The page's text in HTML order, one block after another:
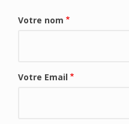
Votre nom
Votre Email